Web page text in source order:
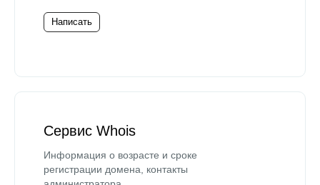
Написать
Сервис Whois
Информация о возрасте и сроке
регистрации домена, контакты